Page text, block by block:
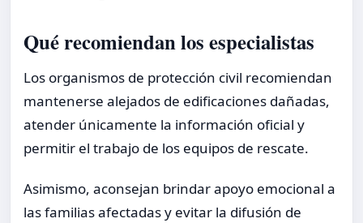
Qué recomiendan los especialistas
Los organismos de protección civil recomiendan
mantenerse alejados de edificaciones dañadas,
atender únicamente la información oficial y
permitir el trabajo de los equipos de rescate.
Asimismo, aconsejan brindar apoyo emocional a
las familias afectadas y evitar la difusión de